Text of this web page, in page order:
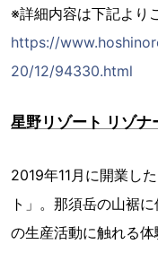
※詳細内容は下記より
https://
20/12/94330.html
星野リゾート リゾナ
2019年11月に開業し
ト」。那須岳の山裾
の生産活動に触れる